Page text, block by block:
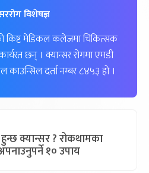
विशेषज्ञ
किष्ट मेडिकल कलेजमा चिकित्सक
छन् । क्यान्सर रोगमा एमडी
दर्ता नम्बर ८४५३ हो ।
क्यान्सर ? रोकथामका
१० उपाय